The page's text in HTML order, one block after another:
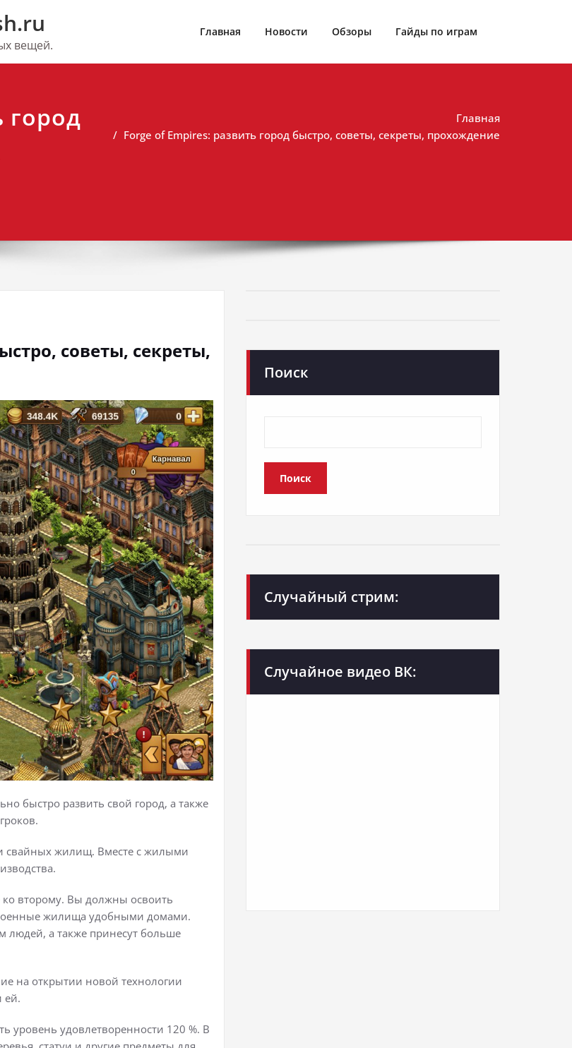
вещей.
Главная Новости Обзоры Гайды по играм
город
Главная
Forge of Empires: развить город быстро, советы, секреты, прохождение
советы, секреты,
быстро развить свой город, а также
свайных жилищ. Вместе с жилыми
ко второму. Вы должны освоить
жилища удобными домами.
людей, а также принесут больше
на открытии новой технологии
ей.
уровень удовлетворенности 120 %. В
Поиск
Поиск
Случайный стрим:
Случайное видео ВК: